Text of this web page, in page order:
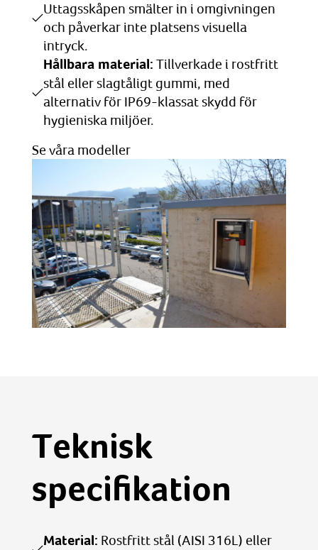
Uttagsskåpen smälter in i omgivningen
och påverkar inte platsens visuella
intryck.
Hållbara material: Tillverkade i rostfritt
stål eller slagtåligt gummi, med
alternativ för IP69-klassat skydd för
hygieniska miljöer.
Se våra modeller
Teknisk
specifikation
Material: Rostfritt stål (AISI 316L) eller